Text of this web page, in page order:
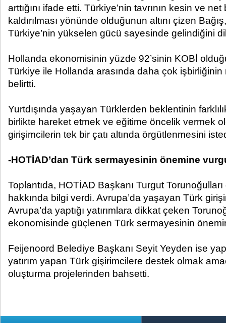
arttığını ifade etti. Türkiye’nin tavrının kesin ve
kaldırılması yönünde olduğunun altını çizen
Türkiye’nin yükselen gücü sayesinde gelindiğini
Hollanda ekonomisinin yüzde 92’sinin KOBİ
Türkiye ile Hollanda arasında daha çok
belirtti.
Yurtdışında yaşayan Türklerden beklentinin
birlikte hareket etmek ve eğitime öncelik vermek
girişimcilerin tek bir çatı altında örgütlenmesini
-HOTİAD’dan Türk sermayesinin önemine
Toplantıda, HOTİAD Başkanı Turgut
hakkında bilgi verdi. Avrupa’da yaşayan Türk
Avrupa’da yaptığı yatırımlara dikkat çeken
ekonomisinde güçlenen Türk sermayesinin
Feijenoord Belediye Başkanı Seyit Yeyden ise
yatırım yapan Türk gişirimcilere destek olmak
oluşturma projelerinden bahsetti.